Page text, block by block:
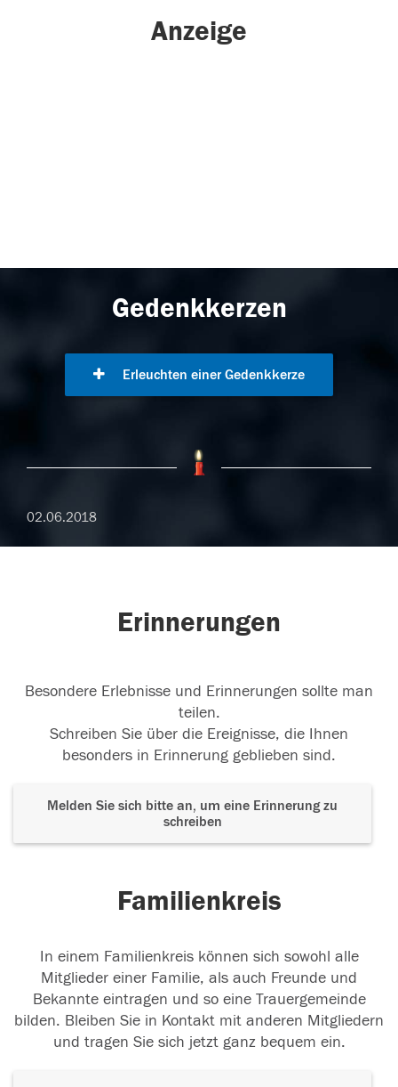
Anzeige
Gedenkkerzen
Erleuchten einer Gedenkkerze
02.06.2018
Erinnerungen
Besondere Erlebnisse und Erinnerungen sollte man
teilen.
Schreiben Sie über die Ereignisse, die Ihnen
besonders in Erinnerung geblieben sind.
Melden Sie sich bitte an, um eine Erinnerung zu
schreiben
Familienkreis
In einem Familienkreis können sich sowohl alle
Mitglieder einer Familie, als auch Freunde und
Bekannte eintragen und so eine Trauergemeinde
bilden. Bleiben Sie in Kontakt mit anderen Mitgliedern
und tragen Sie sich jetzt ganz bequem ein.